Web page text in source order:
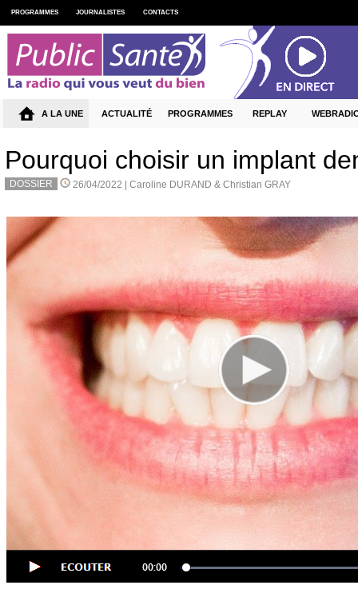
Pourquoi choisir un implant
DOSSIER 26/04/2022 | Caroline DURAND & Christian GRAY
PROGRAMMES JOURNALISTES CONTACTS
A LA UNE ACTUALITÉ PROGRAMMES REPLAY